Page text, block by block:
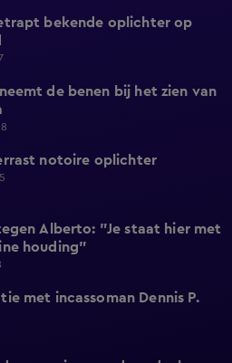
bekende oplichter op
de benen bij het zien van
notoire oplichter
Alberto: "Je staat hier met
houding"
met incassoman Dennis P.